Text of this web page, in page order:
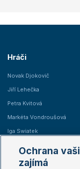
Hráči
Novak Djokovič
Jiří Lehečka
Petra Kvitová
Markéta Vondroušová
Iga Swiatek
Žebříčky
Ochrana
zajímá